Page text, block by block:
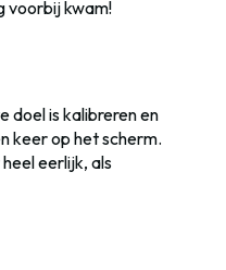
voorbij kwam!
doel is kalibreren en
keer op het scherm.
eerlijk, als